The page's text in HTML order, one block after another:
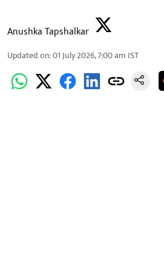
Anushka Tapshalkar
Updated on:01 July 2026, 7:00 am IST